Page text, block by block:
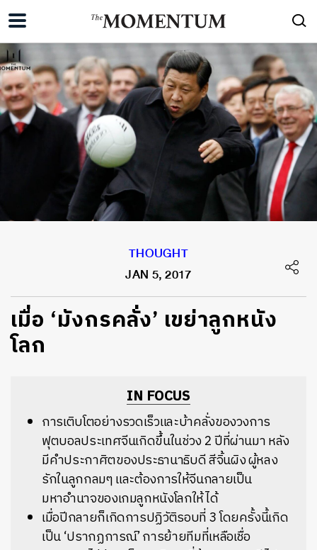
THOUGHT
JAN 5, 2017
เมื่อ ‘มังกรคลั่ง’ เขย่าลูกหนัง
โลก
IN FOCUS
การเติบโตอย่างรวดเร็วและบ้าคลั่งของวงการ
ฟุตบอลประเทศจีนเกิดขึ้นในช่วง 2 ปีที่ผ่านมา หลัง
มีคำประกาศิตของประธานาธิบดี สีจิ้นผิง ผู้หลง
รักในลูกกลมๆ และต้องการให้จีนกลายเป็น
มหาอำนาจของเกมลูกหนังโลกให้ได้
เมื่อปีกลายก็เกิดการปฏิวัติรอบที่ 3 โดยครั้งนี้เกิด
เป็น ‘ปรากฏการณ์’ การย้ายทีมที่เหลือเชื่อ